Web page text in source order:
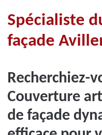
Spécialiste
façade
Recherchiez-
Couverture
de façade